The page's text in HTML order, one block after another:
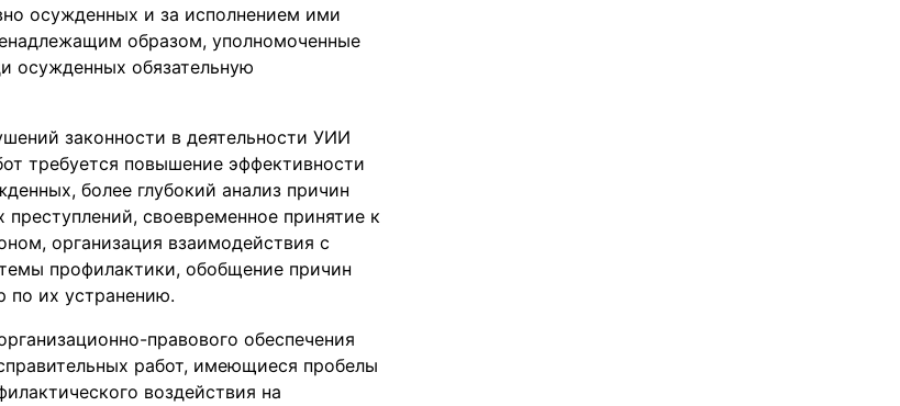
осужденных и за исполнением ими
образом, уполномоченные
осужденных обязательную
законности в деятельности УИИ
требуется повышение эффективности
более глубокий анализ причин
своевременное принятие к
организация взаимодействия с
профилактики, обобщение причин
по их устранению.
правового обеспечения
работ, имеющиеся пробелы
воздействия на